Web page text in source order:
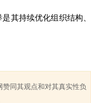
其持续优化组织结构、
同其观点和对其真实性负